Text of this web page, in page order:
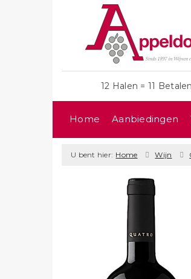
12 Halen = 11 Betalen
Home Aanbiedingen
U bent hier: Home Wijn